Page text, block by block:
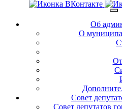
Об
О
Совет
Совет депутатов